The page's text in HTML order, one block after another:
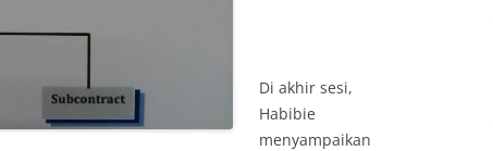
Di akhir sesi,
Habibie
menyampaikan